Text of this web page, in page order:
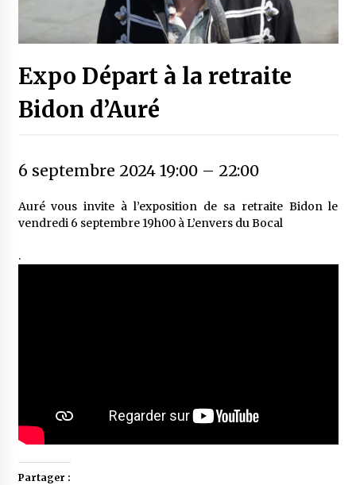
Expo Départ à la retraite
Bidon d’Auré
6 septembre 2024 19:00– 22:00
Auré vous invite à l’exposition de sa retraite Bidon le
vendredi 6 septembre 19h00 à L’envers du Bocal
.
Partager :